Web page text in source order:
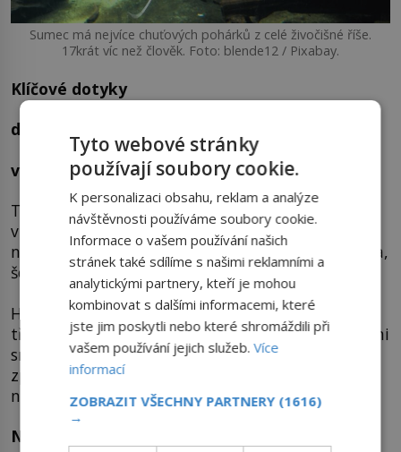
Sumec má nejvíce chuťových pohárků z celé živočišné říše.
17krát víc než člověk. Foto: blende12 / Pixabay.
Klíčové dotyky
disciplína: HMAT
vítěz: hmyz
Tlak, bolest, teplo či vibrace. To všechno musí
vnímat hmatová tělíska v naší kůži. Nejvíce jich
najdeme na konečcích prstů nebo na špičce jazyka,
šetřilo se s nimi naopak na zádech.
Hmatem nejen zjišťujeme nové informace, ale
třeba si i ověřujeme ty, co jsme se dozvěděli jinými
smysly. A mozek se při hmatání pořádně zapotí –
zpracovává totiž v tu chvíli mnohem více vjemů,
než když je přijímáme očima, ústy či nosem.
Nohama, vousy, ocasem
Tyto webové stránky
používají soubory cookie.
K personalizaci obsahu, reklam a analýze
návštěvnosti používáme soubory cookie.
Informace o vašem používání našich
stránek také sdílíme s našimi reklamními a
analytickými partnery, kteří je mohou
kombinovat s dalšími informacemi, které
jste jim poskytli nebo které shromáždili při
vašem používání jejich služeb.Více
informací
ZOBRAZIT VŠECHNY PARTNERY (1616)
→